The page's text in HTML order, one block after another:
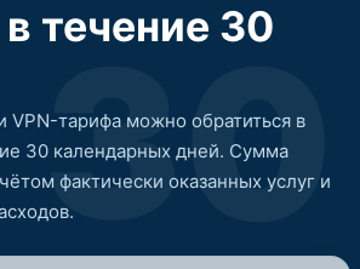
30
течение 30
VPN-тарифа можно обратиться в
30 календарных дней. Сумма
фактически оказанных услуг и